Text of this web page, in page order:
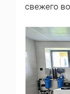
свежего